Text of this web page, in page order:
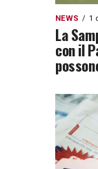
NEWS 1
La
con il